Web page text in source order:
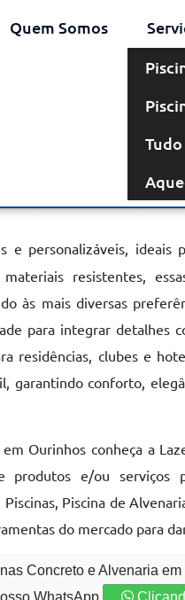
Quem Somos
e personalizáveis, ideais
resistentes,
às mais diversas
para integrar detalhes
residências, clubes e
garantindo conforto,
Ourinhos conheça a
produtos e/ou serviços
Piscina de
do mercado para
Concreto e Alvenaria
WhatsApp